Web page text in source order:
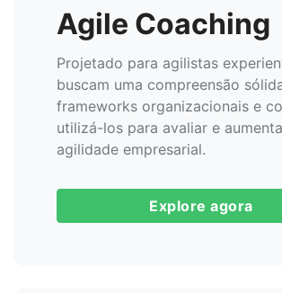
Agile Coaching
Projetado para agilistas
buscam uma compreensão
frameworks organizacionais e
utilizá-los para avaliar e
agilidade empresarial.
Explore agora